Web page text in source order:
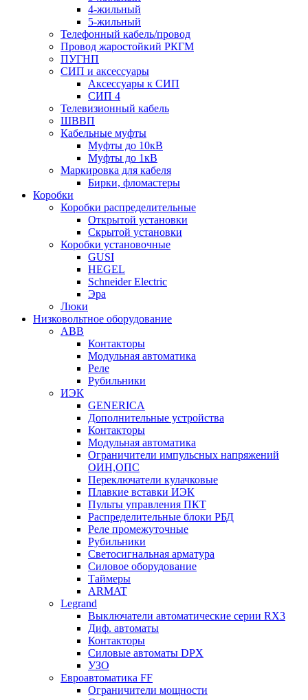
4-жильный
5-жильный
Телефонный кабель/провод
Провод жаростойкий РКГМ
ПУГНП
СИП и аксессуары
Аксессуары к СИП
СИП 4
Телевизионный кабель
ШВВП
Кабельные муфты
Муфты до 10кВ
Муфты до 1кВ
Маркировка для кабеля
Бирки, фломастеры
Коробки
Коробки распределительные
Открытой установки
Скрытой установки
Коробки установочные
GUSI
HEGEL
Schneider Electric
Эра
Люки
Низковольтное оборудование
ABB
Контакторы
Модульная автоматика
Реле
Рубильники
ИЭК
GENERICA
Дополнительные устройства
Контакторы
Модульная автоматика
Ограничители импульсных напряжений
ОИН,ОПС
Переключатели кулачковые
Плавкие вставки ИЭК
Пульты управления ПКТ
Распределительные блоки РБД
Реле промежуточные
Рубильники
Светосигнальная арматура
Силовое оборудование
Таймеры
ARMAT
Legrand
Выключатели автоматические серии RX3
Диф. автоматы
Контакторы
Силовые автоматы DPX
УЗО
Евроавтоматика FF
Ограничители мощности